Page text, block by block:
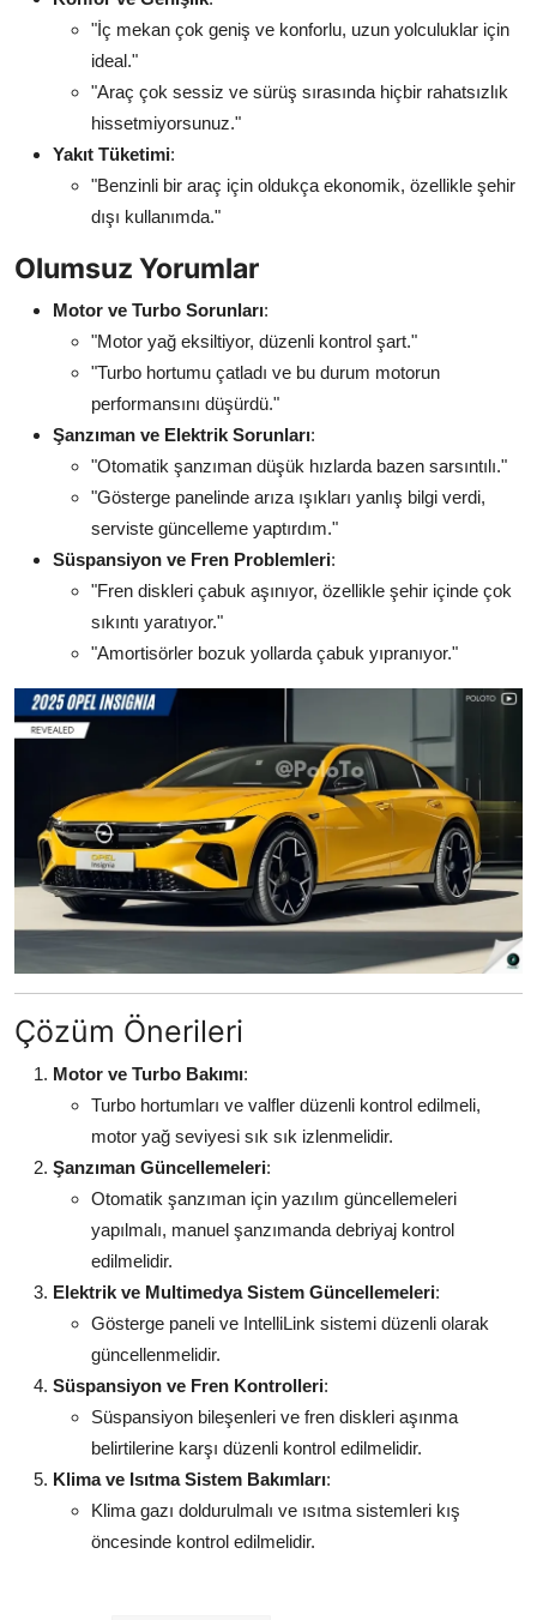
"İç mekan çok geniş ve konforlu, uzun yolculuklar için
ideal."
"Araç çok sessiz ve sürüş sırasında hiçbir rahatsızlık
hissetmiyorsunuz."
Yakıt Tüketimi:
"Benzinli bir araç için oldukça ekonomik, özellikle şehir
dışı kullanımda."
Olumsuz Yorumlar
Motor ve Turbo Sorunları:
"Motor yağ eksiltiyor, düzenli kontrol şart."
"Turbo hortumu çatladı ve bu durum motorun
performansını düşürdü."
Şanzıman ve Elektrik Sorunları:
"Otomatik şanzıman düşük hızlarda bazen sarsıntılı."
"Gösterge panelinde arıza ışıkları yanlış bilgi verdi,
serviste güncelleme yaptırdım."
Süspansiyon ve Fren Problemleri:
"Fren diskleri çabuk aşınıyor, özellikle şehir içinde çok
sıkıntı yaratıyor."
"Amortisörler bozuk yollarda çabuk yıpranıyor."
Çözüm Önerileri
Motor ve Turbo Bakımı:
Turbo hortumları ve valfler düzenli kontrol edilmeli,
motor yağ seviyesi sık sık izlenmelidir.
Şanzıman Güncellemeleri:
Otomatik şanzıman için yazılım güncellemeleri
yapılmalı, manuel şanzımanda debriyaj kontrol
edilmelidir.
Elektrik ve Multimedya Sistem Güncellemeleri:
Gösterge paneli ve IntelliLink sistemi düzenli olarak
güncellenmelidir.
Süspansiyon ve Fren Kontrolleri:
Süspansiyon bileşenleri ve fren diskleri aşınma
belirtilerine karşı düzenli kontrol edilmelidir.
Klima ve Isıtma Sistem Bakımları:
Klima gazı doldurulmalı ve ısıtma sistemleri kış
öncesinde kontrol edilmelidir.